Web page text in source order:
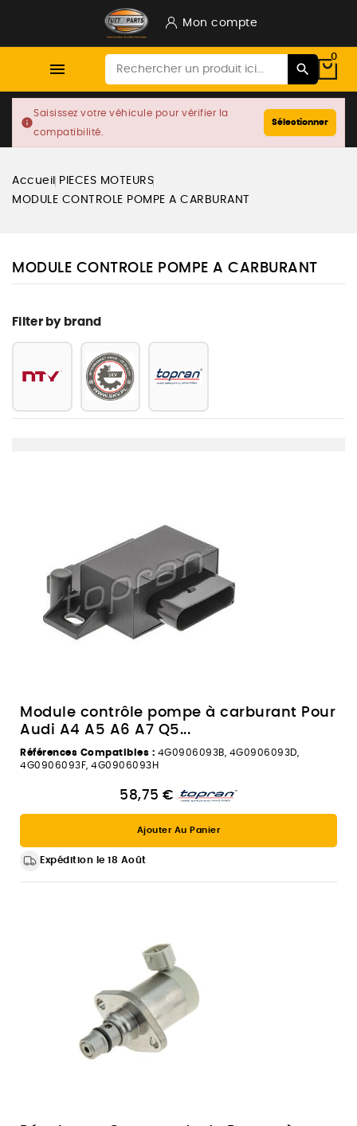
Mon compte

0
info
Saisissez votre véhicule pour vérifier la
compatibilité.
Sélectionner
Accueil
PIECES MOTEURS
MODULE CONTROLE POMPE A CARBURANT
MODULE CONTROLE POMPE A CARBURANT
Filter by brand
Module contrôle pompe à carburant Pour
Audi A4 A5 A6 A7 Q5...
Références Compatibles : 4G0906093B, 4G0906093D,
4G0906093F, 4G0906093H
58,75 €
Ajouter Au Panier
Expédition le 18 Août